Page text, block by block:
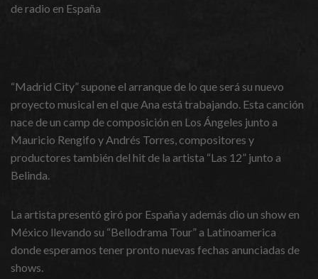
de radio en España
“Madrid City” supone el arranque de lo que será su nuevo
proyecto musical en el que Ana está trabajando. Esta canción
nace de un camp de composición en Los Ángeles junto a
Mauricio Rengifo y Andrés Torres, compositores y
productores también del hit de la artista “Las 12” junto a
Belinda.
La artista presentó giró por España y además dio un show en
México llevando su “Bellodrama Tour” a Latinoamerica
donde esperamos tener pronto nuevas fechas anunciadas de
shows.